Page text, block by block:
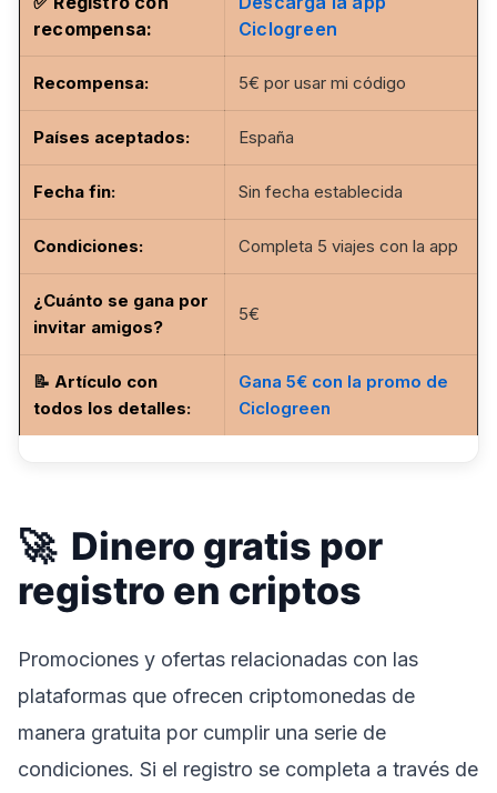
recompensa:
Ciclogreen
Recompensa: 5€ por usar mi código
Países aceptados: España
Fecha fin: Sin fecha establecida
Condiciones: Completa 5 viajes con la app
¿Cuánto se gana por
invitar amigos?
5€
📝 Artículo con
todos los detalles:
Gana 5€ con la promo de
Ciclogreen
🚀 Dinero gratis por
registro en criptos
Promociones y ofertas relacionadas con las
plataformas que ofrecen criptomonedas de
manera gratuita por cumplir una serie de
condiciones. Si el registro se completa a través de